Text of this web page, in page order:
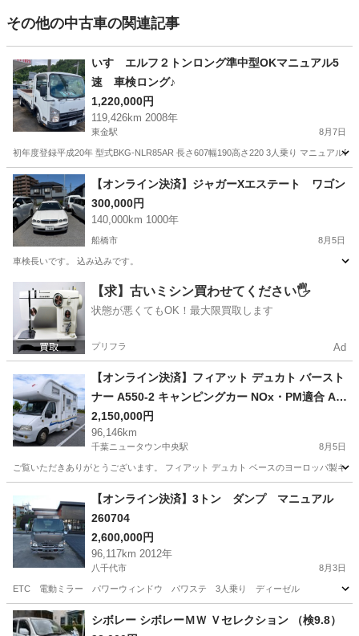
その他の中古車の関連記事
いすゞエルフ２トンロング準中型OKマニュアル5
速 車検ロング♪
1,220,000円
119,426km 2008年
東金駅 8月7日
初年度登録平成20年 型式BKG-NLR85AR 長さ607幅190高さ220 3人乗り マニュアル5
千葉 東金市 東金駅 その他 ロング
【オンライン決済】ジャガーXエステート ワゴン
300,000円
140,000km 1000年
船橋市 8月5日
車検長いです。 込み込みです。
千葉 船橋市 その他 ジャガー
【求】古いミシン買わせてください🖐️
状態が悪くてもOK！最大限買取します
プリフラ Ad
【オンライン決済】フィアット デュカト バースト
ナー A550-2 キャンピングカー NOx・PM適合 AT
FFヒーター ルーフエアコン 温水シャワー 装備充
実
2,150,000円
96,146km
千葉ニュータウン中央駅 8月5日
ご覧いただきありがとうございます。 フィアット デュカト ベースのヨーロッパ製キ
千葉ニュータウン中央駅 その他
【オンライン決済】3トン ダンプ マニュアル
260704
2,600,000円
96,117km 2012年
八千代市 8月3日
ETC 電動ミラー パワーウィンドウ パワステ 3人乗り ディーゼル
千葉 八千代市 その他 ディーゼル
シボレー シボレーＭＷ Ｖセレクション （検9.8）